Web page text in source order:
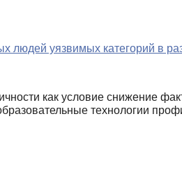
людей уязвимых категорий в
как условие снижение
технологии